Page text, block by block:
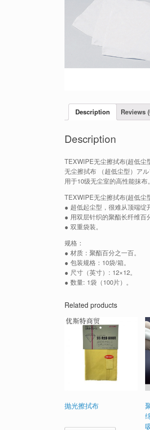
Description Reviews
Description
TEXWIPE无尘擦拭布(超低尘
无尘擦拭布 （超低尘型）アル
用于10级无尘室的高性能抹布。
TEXWIPE无尘擦拭布(超低尘
● 超低起尘型，很难从顶端绽
● 用双层针织的聚酯长纤维百
● 双重袋装。
规格：
● 材质：聚酯百分之一百。
● 包装规格：10袋/箱。
● 尺寸（英寸）: 12×12。
● 数量: 1袋（100片）。
Related products
抛光擦拭布